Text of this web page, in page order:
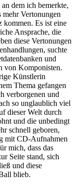
dem ich bemerkte,
mehr Vertonungen
kommen. Es ist eine
Ansprache, die
diese Vertonungen
suchte
und
von Komponisten.
Künstlerin
Thema gefangen
verborgenen und
so unglaublich viel
dieser Welt durch
und die unbedingt
schnell geboren,
mit CD-Aufnahmen
mich, dass das
Seite stand, sich
und diese
blieb.